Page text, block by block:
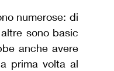
numerose: di
sono basic
anche avere
prima volta al